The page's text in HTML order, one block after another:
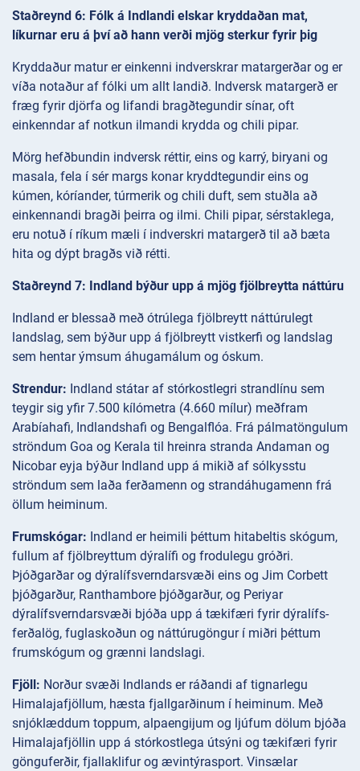
Staðreynd 6: Fólk á Indlandi elskar kryddaðan mat,
líkurnar eru á því að hann verði mjög sterkur fyrir þig
Kryddaður matur er einkenni indverskrar matargerðar og er
víða notaður af fólki um allt landið. Indversk matargerð er
fræg fyrir djörfa og lifandi bragðtegundir sínar, oft
einkenndar af notkun ilmandi krydda og chili pipar.
Mörg hefðbundin indversk réttir, eins og karrý, biryani og
masala, fela í sér margs konar kryddtegundir eins og
kúmen, kóríander, túrmerik og chili duft, sem stuðla að
einkennandi bragði þeirra og ilmi. Chili pipar, sérstaklega,
eru notuð í ríkum mæli í indverskri matargerð til að bæta
hita og dýpt bragðs við rétti.
Staðreynd 7: Indland býður upp á mjög fjölbreytta náttúru
Indland er blessað með ótrúlega fjölbreytt náttúrulegt
landslag, sem býður upp á fjölbreytt vistkerfi og landslag
sem hentar ýmsum áhugamálum og óskum.
Strendur: Indland státar af stórkostlegri strandlínu sem
teygir sig yfir 7.500 kílómetra (4.660 mílur) meðfram
Arabíahafi, Indlandshafi og Bengalflóa. Frá pálmatöngulum
ströndum Goa og Kerala til hreinra stranda Andaman og
Nicobar eyja býður Indland upp á mikið af sólkysstu
ströndum sem laða ferðamenn og strandáhugamenn frá
öllum heiminum.
Frumskógar: Indland er heimili þéttum hitabeltis skógum,
fullum af fjölbreyttum dýralífi og frodulegu gróðri.
Þjóðgarðar og dýralífsverndarsvæði eins og Jim Corbett
þjóðgarður, Ranthambore þjóðgarður, og Periyar
dýralífsverndarsvæði bjóða upp á tækifæri fyrir dýralífs-
ferðalög, fuglaskoðun og náttúrugöngur í miðri þéttum
frumskógum og grænni landslagi.
Fjöll: Norður svæði Indlands er ráðandi af tignarlegu
Himalajafjöllum, hæsta fjallgarðinum í heiminum. Með
snjóklæddum toppum, alpaengijum og ljúfum dölum bjóða
Himalajafjöllin upp á stórkostlega útsýni og tækifæri fyrir
gönguferðir, fjallaklifur og ævintýrasport. Vinsælar